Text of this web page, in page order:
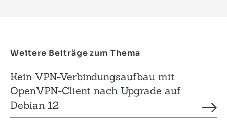
Weitere Beiträge zum Thema
Kein VPN-Verbindungsaufbau mit
OpenVPN-Client nach Upgrade auf
Debian 12